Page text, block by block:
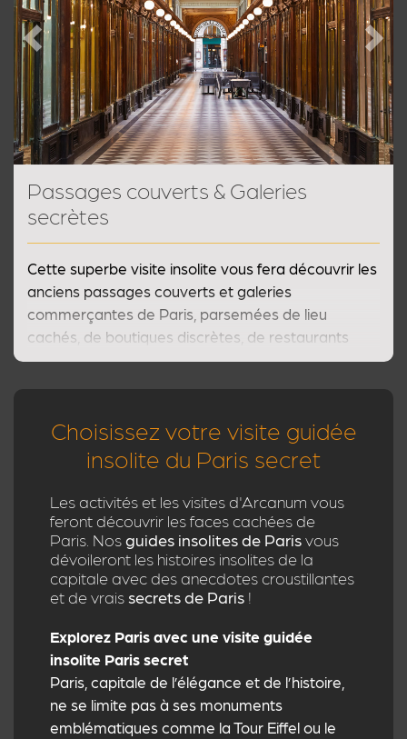
Previous Next
Passages couverts & Galeries
secrètes
Cette superbe visite insolite vous fera découvrir les
anciens passages couverts et galeries
commerçantes de Paris, parsemées de lieu
cachés, de boutiques discrètes, de restaurants
intimes et de curiosités architecturales.
Choisissez votre visite guidée
insolite du Paris secret
Les activités et les visites d'Arcanum vous
feront découvrir les faces cachées de
Paris. Nosguides insolites de Parisvous
dévoileront les histoires insolites de la
capitale avec des anecdotes croustillantes
et de vraissecrets de Paris !
Explorez Paris avec une visite guidée
insolite Paris secret
Paris, capitale de l’élégance et de l’histoire,
ne se limite pas à ses monuments
emblématiques comme la Tour Eiffel ou le